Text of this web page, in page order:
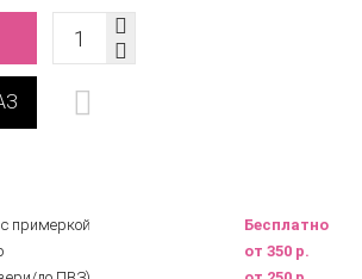
примеркой
Бесплатно
от 350 р.